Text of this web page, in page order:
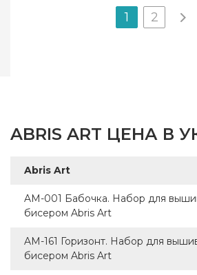
1 2
ABRIS ART ЦЕНА В
Abris Art
AM-001 Бабочка. Набор для
бисером Abris Art
AM-161 Горизонт. Набор для
бисером Abris Art